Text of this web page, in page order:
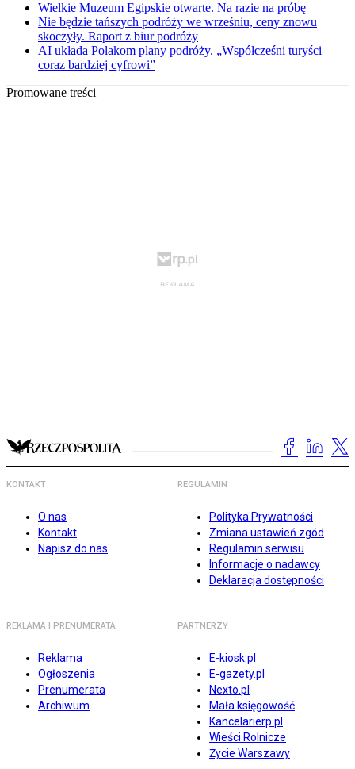
Wielkie Muzeum Egipskie otwarte. Na razie na próbę
Nie będzie tańszych podróży we wrześniu, ceny znowu
skoczyły. Raport z biur podróży
AI układa Polakom plany podróży. „Współcześni turyści
coraz bardziej cyfrowi”
Promowane treści
KONTAKT
O nas
Kontakt
Napisz do nas
REGULAMIN
Polityka Prywatności
Zmiana ustawień zgód
Regulamin serwisu
Informacje o nadawcy
Deklaracja dostępności
REKLAMA I PRENUMERATA
Reklama
Ogłoszenia
Prenumerata
Archiwum
PARTNERZY
E-kiosk.pl
E-gazety.pl
Nexto.pl
Mała księgowość
Kancelarierp.pl
Wieści Rolnicze
Życie Warszawy